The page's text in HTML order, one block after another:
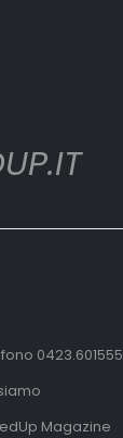
0423.601555
Magazine